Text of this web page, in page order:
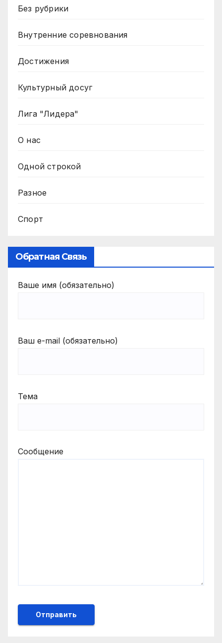
Без рубрики
Внутренние соревнования
Достижения
Культурный досуг
Лига "Лидера"
О нас
Одной строкой
Разное
Спорт
Обратная Связь
Ваше имя (обязательно)
Ваш e-mail (обязательно)
Тема
Сообщение